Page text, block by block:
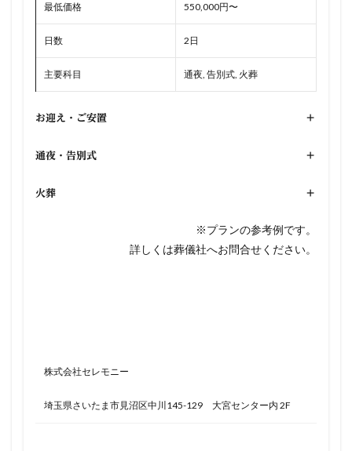
最低価格 550,000円〜
日数 2日
主要科目 通夜, 告別式, 火葬
お迎え・ご安置 +
通夜・告別式 +
火葬 +
※プランの参考例です。
詳しくは葬儀社へお問合せください。
株式会社セレモニー
埼玉県さいたま市見沼区中川145-129 大宮センター内 2F